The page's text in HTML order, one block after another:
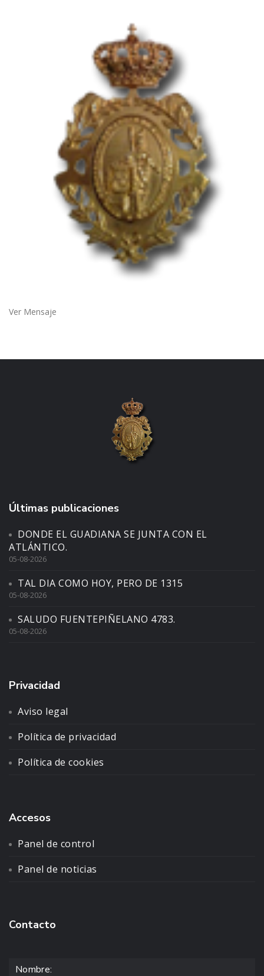
Ver Mensaje
Últimas publicaciones
DONDE EL GUADIANA SE JUNTA CON EL
ATLÁNTICO.
05-08-2026
TAL DIA COMO HOY, PERO DE 1315
05-08-2026
SALUDO FUENTEPIÑELANO 4783.
05-08-2026
Privacidad
Aviso legal
Política de privacidad
Política de cookies
Accesos
Panel de control
Panel de noticias
Contacto